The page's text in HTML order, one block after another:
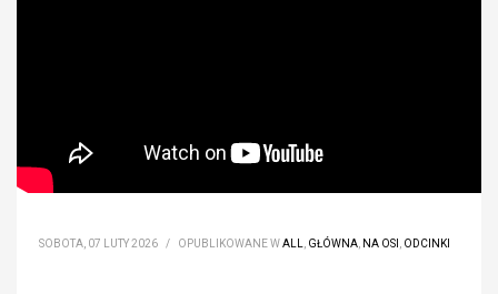
SOBOTA, 07 LUTY 2026 / OPUBLIKOWANE WALL, GŁÓWNA, NA OSI , ODCINKI